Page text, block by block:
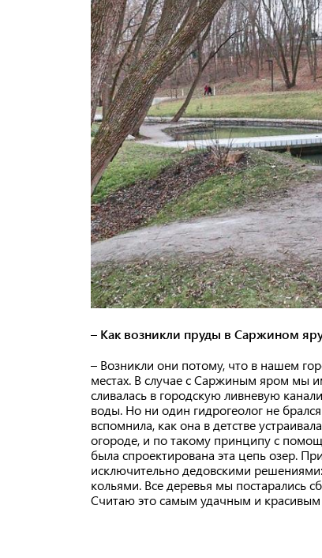
– Как возникли пруды в Саржином
– Возникли они потому, что в нашем
местах. В случае с Саржиным яром мы
сливалась в городскую ливневую
воды. Но ни один гидрогеолог не
вспомнила, как она в детстве
огороде, и по такому принципу с
была спроектирована эта цепь озер.
исключительно дедовскими
кольями. Все деревья мы постарались
Считаю это самым удачным и